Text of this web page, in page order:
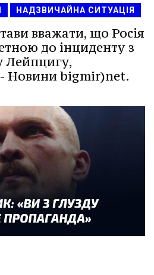
НАДЗВИЧАЙНА СИТУАЦІЯ
вважати, що Росія
до інциденту з
Лейпцигу,
- Новини bigmir)net.